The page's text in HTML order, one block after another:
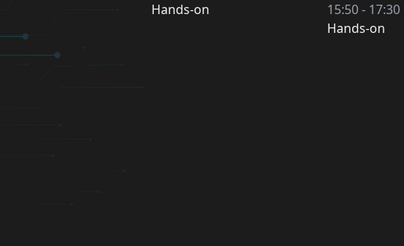
Hands-on
15:50 - 17:30
Hands-on